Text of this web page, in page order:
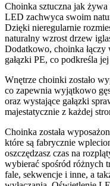
Choinka sztuczna jak
LED zachwyca swoim
Dzięki nieregularnie
naturalny wzrost drzew
Dodatkowo, choinka łączy
gałązki PE, co podkreśla
Wnętrze choinki zostało
co zapewnia wyjątkowo
oraz wystające gałązki
majestatycznie z każdej
Choinka została
które są fabrycznie
oszczędzasz czas na
wybierać spośród różnych
fale, sekwencje i inne, a